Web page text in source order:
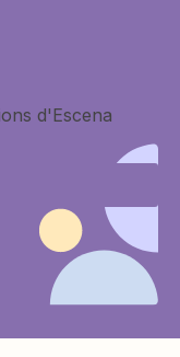
d'Escena